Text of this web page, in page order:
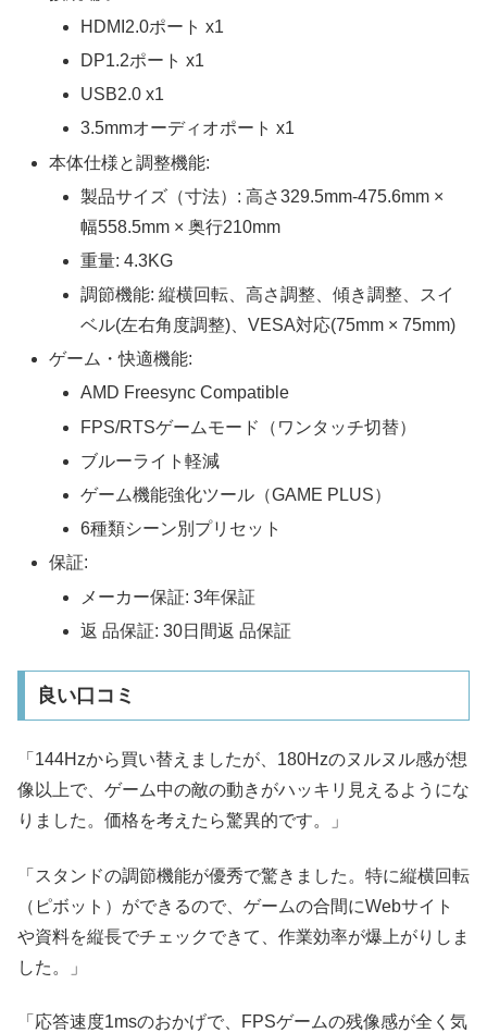
HDMI2.0ポート x1
DP1.2ポート x1
USB2.0 x1
3.5mmオーディオポート x1
本体仕様と調整機能:
製品サイズ（寸法）: 高さ329.5mm-475.6mm ×
幅558.5mm × 奥行210mm
重量: 4.3KG
調節機能: 縦横回転、高さ調整、傾き調整、スイ
ベル(左右角度調整)、VESA対応(75mm × 75mm)
ゲーム・快適機能:
AMD Freesync Compatible
FPS/RTSゲームモード（ワンタッチ切替）
ブルーライト軽減
ゲーム機能強化ツール（GAME PLUS）
6種類シーン別プリセット
保証:
メーカー保証: 3年保証
返 品保証: 30日間返 品保証
良い口コミ
「144Hzから買い替えましたが、180Hzのヌルヌル感が想
像以上で、ゲーム中の敵の動きがハッキリ見えるようにな
りました。価格を考えたら驚異的です。」
「スタンドの調節機能が優秀で驚きました。特に縦横回転
（ピボット）ができるので、ゲームの合間にWebサイト
や資料を縦長でチェックできて、作業効率が爆上がりしま
した。」
「応答速度1msのおかげで、FPSゲームの残像感が全く気